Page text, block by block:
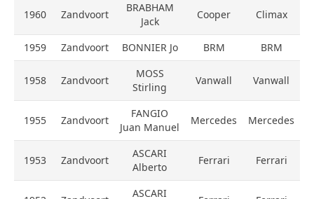
1960 Zandvoort
BRABHAM
Jack
Cooper Climax
1959 Zandvoort BONNIER Jo BRM BRM
1958 Zandvoort
MOSS
Stirling
Vanwall Vanwall
1955 Zandvoort
FANGIO
Juan Manuel
Mercedes Mercedes
1953 Zandvoort
ASCARI
Alberto
Ferrari Ferrari
ASCARI